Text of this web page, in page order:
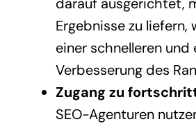
Ergebnisse zu liefern,
einer schnelleren
Verbesserung des
Zugang zu
SEO-Agenturen